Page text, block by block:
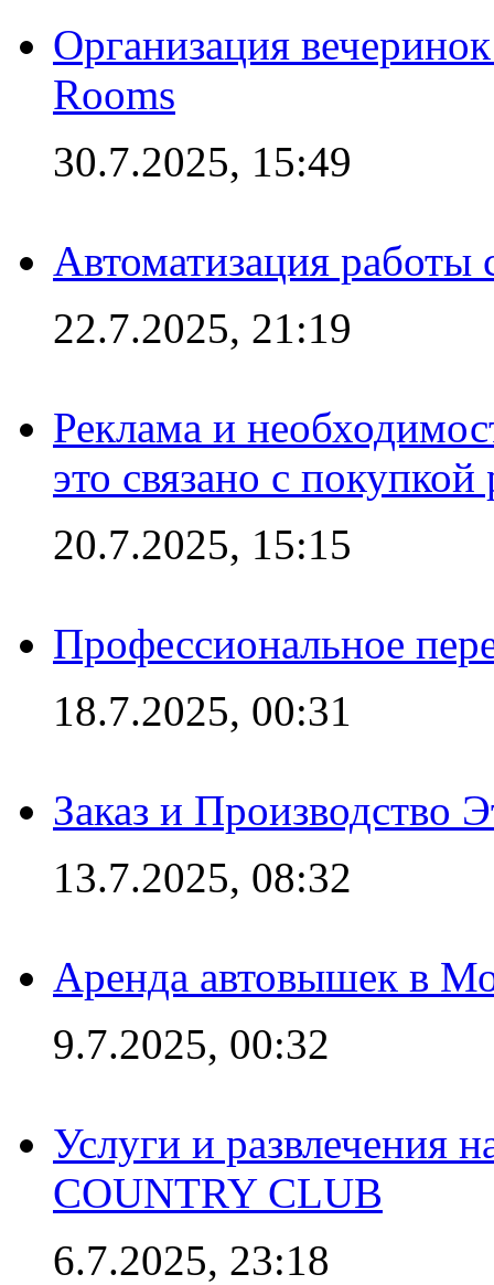
Организация
Rooms
30.7.2025, 15:49
Автоматизация работы
22.7.2025, 21:19
Реклама и
это связано с покупкой
20.7.2025, 15:15
Профессиональное
18.7.2025, 00:31
Заказ и Производство
13.7.2025, 08:32
Аренда автовышек в
9.7.2025, 00:32
Услуги и развлечения
COUNTRY CLUB
6.7.2025, 23:18